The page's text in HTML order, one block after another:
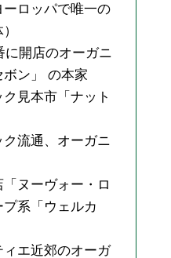
ーロッパで唯一の
に開店のオーガニ
ボン」 の本家
見本市「ナット
ク流通、オーガニ
「ヌーヴォー・ロ
系「ウェルカ
ィエ近郊のオーガ